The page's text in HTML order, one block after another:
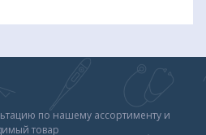
высокой прочностью,
с предохранителем
стерилизация
вентиляционный мешок 500
по нашему ассортименту и
товар